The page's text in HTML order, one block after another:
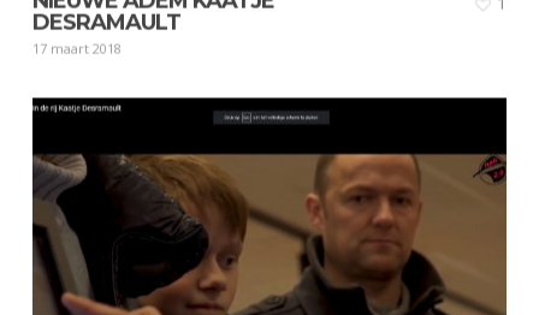
DESRAMAULT
17 maart 2018